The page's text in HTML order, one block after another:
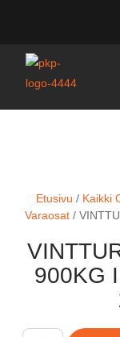
Etusivu / Kaikki
Varaosat/
900KG